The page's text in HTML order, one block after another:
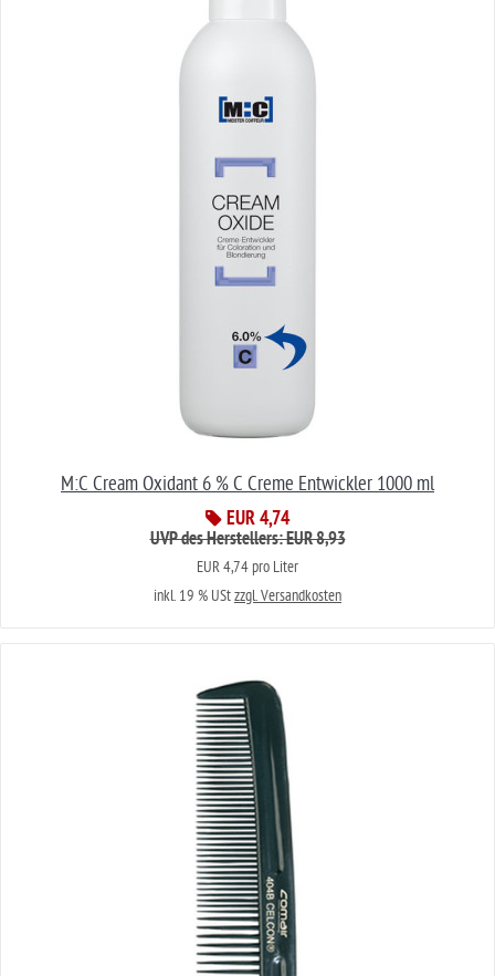
M:C Cream Oxidant 6 % C Creme Entwickler 1000 ml
EUR 4,74
UVP des Herstellers: EUR 8,93
EUR 4,74 pro Liter
inkl. 19 % UStzzgl. Versandkosten